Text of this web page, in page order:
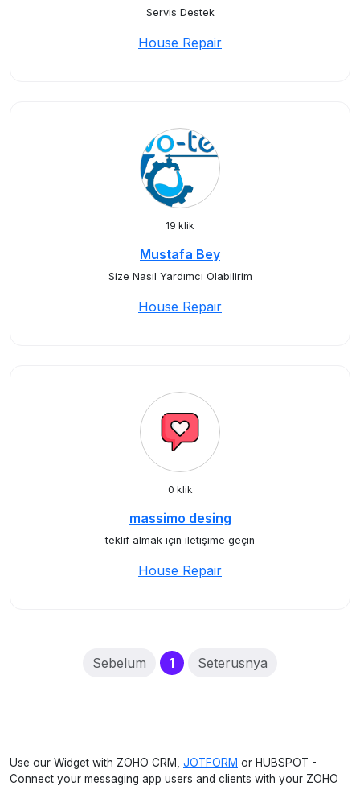
Servis Destek
House Repair
19 klik
Mustafa Bey
Size Nasıl Yardımcı Olabilirim
House Repair
0 klik
massimo desing
teklif almak için iletişime geçin
House Repair
Sebelum 1(current)
Seterusnya
Use our Widget with ZOHO CRM, JOTFORM or HUBSPOT -
Connect your messaging app users and clients with your ZOHO